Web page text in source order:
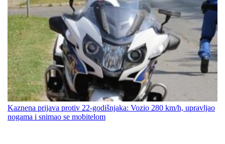
Kaznena prijava protiv 22-godišnjaka: Vozio 280 km/h, upravljao
nogama i snimao se mobitelom